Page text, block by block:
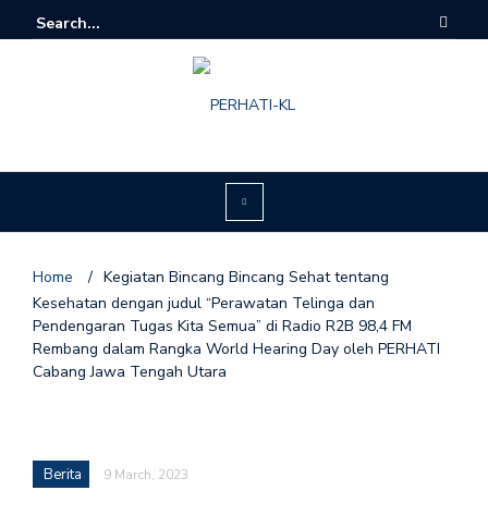
Home / Kegiatan Bincang Bincang Sehat tentang
Kesehatan dengan judul “Perawatan Telinga dan
Pendengaran Tugas Kita Semua” di Radio R2B 98,4 FM
Rembang dalam Rangka World Hearing Day oleh PERHATI
Cabang Jawa Tengah Utara
Berita 9 March, 2023